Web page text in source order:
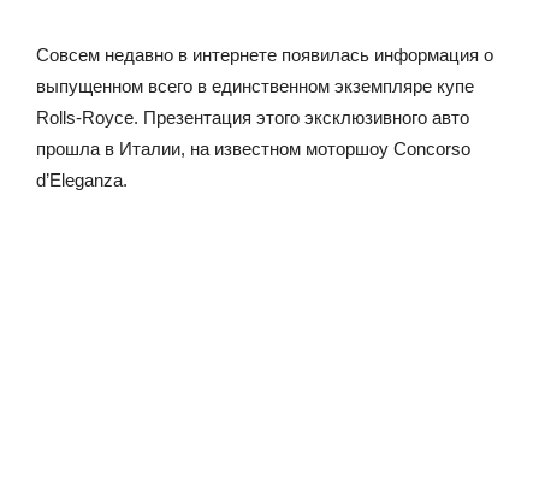
Совсем недавно в интернете появилась информация о
выпущенном всего в единственном экземпляре купе
Rolls-Royce. Презентация этого эксклюзивного авто
прошла в Италии, на известном моторшоу Concorso
d’Eleganza.